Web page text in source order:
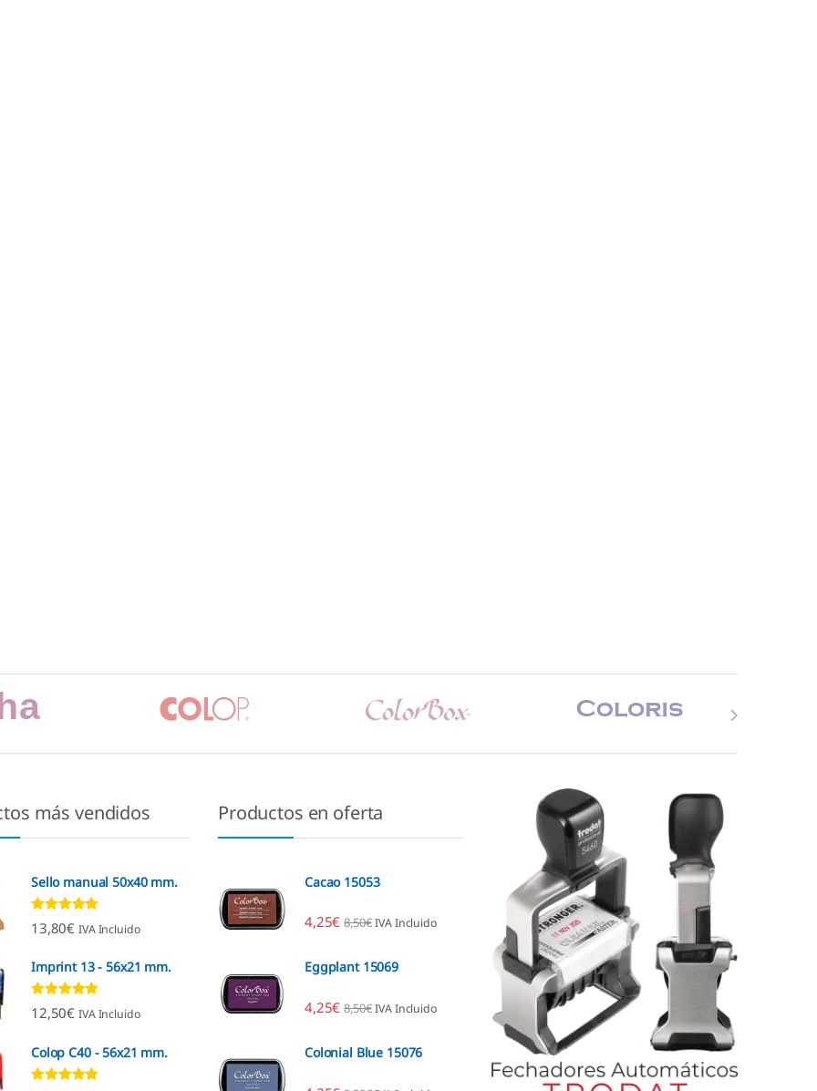
más vendidos
Sello manual 50x40 mm.
Valorado con
4.80de 5
13,80€ IVA Incluido
Imprint 13 - 56x21 mm.
Valorado con
4.96de 5
12,50€ IVA Incluido
Colop C40 - 56x21 mm.
Productos en oferta
Cacao 15053
4,25€ 8,50€ IVA Incluido
Eggplant 15069
4,25€ 8,50€ IVA Incluido
Colonial Blue 15076